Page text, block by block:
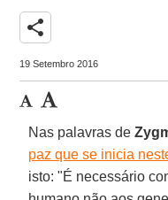
share
19 Setembro 2016
Nas palavras de
paz que se inicia
isto: "É necessário